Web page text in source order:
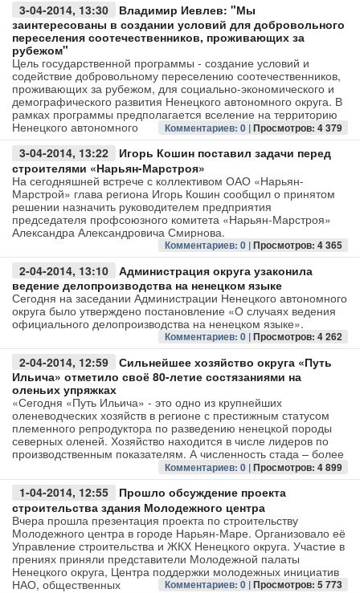
3-04-2014, 13:30
Владимир Иевлев: "Мы
заинтересованы в создании условий для добровольного
переселения соотечественников, проживающих за
рубежом"
Цель государственной программы - создание условий и
содействие добровольному переселению соотечественников,
проживающих за рубежом, для социально-экономического и
демографического развития Ненецкого автономного округа. В
рамках программы предполагается вселение на территорию
Ненецкого автономного
Комментариев: 0 |Просмотров: 4 379
3-04-2014, 13:22
Игорь Кошин поставил задачи перед
строителями «Нарьян-Марстроя»
На сегодняшней встрече с коллективом ОАО «Нарьян-
Марстрой» глава региона Игорь Кошин сообщил о принятом
решении назначить руководителем предприятия
председателя профсоюзного комитета «Нарьян-Марстроя»
Александра Александровича Смирнова.
Комментариев: 0 |Просмотров: 4 365
2-04-2014, 13:10
Администрация округа узаконила
ведение делопроизводства на ненецком языке
Сегодня на заседании Администрации Ненецкого автономного
округа было утверждено постановление «О случаях ведения
официального делопроизводства на ненецком языке».
Комментариев: 0 |Просмотров: 4 262
2-04-2014, 12:59
​Сильнейшее хозяйство округа «Путь
Ильича» отметило своё 80-летие состязаниями на
оленьих упряжках
«Сегодня «Путь Ильича» - это одно из крупнейших
оленеводческих хозяйств в регионе с престижным статусом
племенного репродуктора по разведению ненецкой породы
северных оленей. Хозяйство находится в числе лидеров по
производственным показателям. А численность стада – более
Комментариев: 0 |Просмотров: 4 899
1-04-2014, 12:55
Прошло обсуждение проекта
строительства здания Молодежного центра
Вчера прошла презентация проекта по строительству
Молодежного центра в городе Нарьян-Маре. Организовало её
Управление строительства и ЖКХ Ненецкого округа. Участие в
прениях приняли представители Молодежной палаты
Ненецкого округа, Центра поддержки молодежных инициатив
НАО, общественных
Комментариев: 0 |Просмотров: 5 773